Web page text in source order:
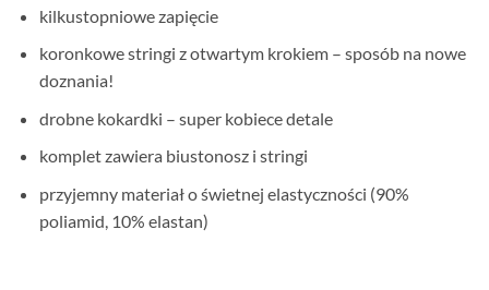
kilkustopniowe zapięcie
koronkowe stringi z otwartym krokiem – sposób na nowe
doznania!
drobne kokardki – super kobiece detale
komplet zawiera biustonosz i stringi
przyjemny materiał o świetnej elastyczności (90%
poliamid, 10% elastan)